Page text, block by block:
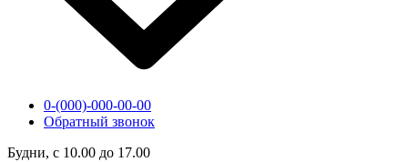
0-(000)-000-00-00
Обратный звонок
Будни, с 10.00 до 17.00